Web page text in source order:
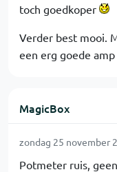
toch goedkoper
Verder best mooi.
een erg goede
MagicBox
zondag 25 november
Potmeter ruis,